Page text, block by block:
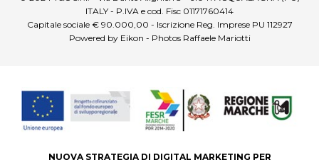
ITALY - P.IVA e cod. Fisc 01171760414
Capitale sociale € 90.000,00 - Iscrizione Reg. Imprese PU 112927
Powered by Eikon - Photos Raffaele Mariotti
NUOVA STRATEGIA DI DIGITAL MARKETING PER